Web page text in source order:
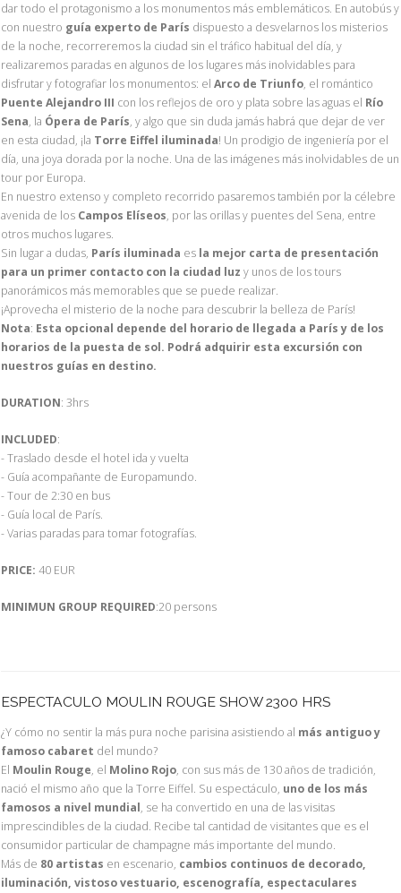
dar todo el protagonismo a los monumentos más emblemáticos. En autobús y
con nuestro guía experto de París dispuesto a desvelarnos los misterios
de la noche, recorreremos la ciudad sin el tráfico habitual del día, y
realizaremos paradas en algunos de los lugares más inolvidables para
disfrutar y fotografiar los monumentos: el Arco de Triunfo, el romántico
Puente Alejandro III con los reflejos de oro y plata sobre las aguas el Río
Sena, la Ópera de París, y algo que sin duda jamás habrá que dejar de ver
en esta ciudad, ¡la Torre Eiffel iluminada! Un prodigio de ingeniería por el
día, una joya dorada por la noche. Una de las imágenes más inolvidables de un
tour por Europa.
En nuestro extenso y completo recorrido pasaremos también por la célebre
avenida de los Campos Elíseos, por las orillas y puentes del Sena, entre
otros muchos lugares.
Sin lugar a dudas, París iluminada es la mejor carta de presentación
para un primer contacto con la ciudad luz y unos de los tours
panorámicos más memorables que se puede realizar.
¡Aprovecha el misterio de la noche para descubrir la belleza de París!
Nota: Esta opcional depende del horario de llegada a París y de los
horarios de la puesta de sol. Podrá adquirir esta excursión con
nuestros guías en destino.
DURATION: 3hrs
INCLUDED:
- Traslado desde el hotel ida y vuelta
- Guía acompañante de Europamundo.
- Tour de 2:30 en bus
- Guía local de París.
- Varias paradas para tomar fotografías.
PRICE: 40 EUR
MINIMUN GROUP REQUIRED:20 persons
ESPECTACULO MOULIN ROUGE SHOW 2300 HRS
¿Y cómo no sentir la más pura noche parisina asistiendo al más antiguo y
famoso cabaret del mundo?
El Moulin Rouge, el Molino Rojo, con sus más de 130 años de tradición,
nació el mismo año que la Torre Eiffel. Su espectáculo, uno de los más
famosos a nivel mundial, se ha convertido en una de las visitas
imprescindibles de la ciudad. Recibe tal cantidad de visitantes que es el
consumidor particular de champagne más importante del mundo.
Más de 80 artistas en escenario, cambios continuos de decorado,
iluminación, vistoso vestuario, escenografía, espectaculares